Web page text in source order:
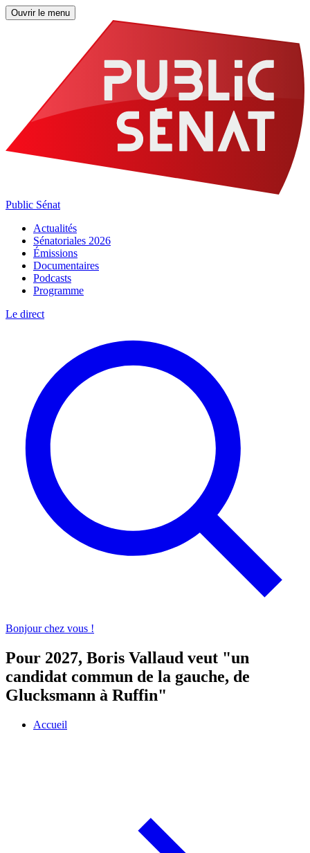
Ouvrir le menu
Public Sénat
Actualités
Sénatoriales 2026
Émissions
Documentaires
Podcasts
Programme
Le direct
Bonjour chez vous !
Pour 2027, Boris Vallaud veut "un
candidat commun de la gauche, de
Glucksmann à Ruffin"
Accueil